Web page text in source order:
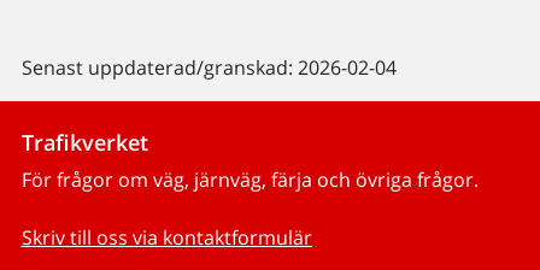
Senast uppdaterad/granskad: 2026-02-04
Trafikverket
För frågor om väg, järnväg, färja och övriga frågor.
Skriv till oss via kontaktformulär